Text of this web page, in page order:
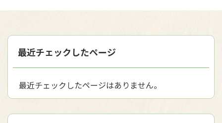
最近チェックしたページ
最近チェックしたページはありません。